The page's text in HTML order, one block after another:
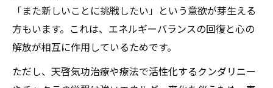
「また新しいことに挑戦したい」という意欲が芽生える
方もいます。これは、エネルギーバランスの回復と心の
解放が相互に作用しているためです。
ただし、天啓気功治療や療法で活性化するクンダリニー